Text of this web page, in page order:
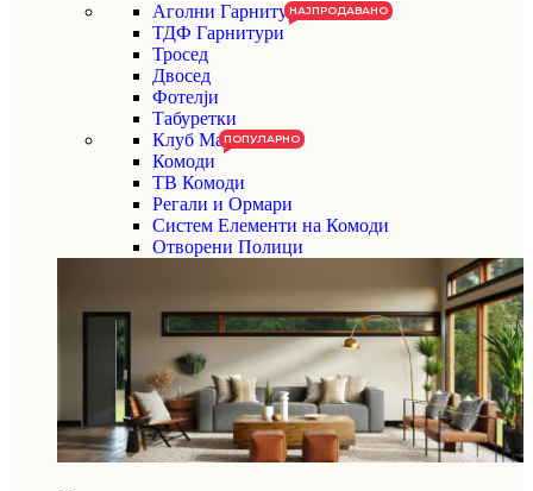
Аголни ГарнитуриНАЈПРОДАВАНО
ТДФ Гарнитури
Тросед
Двосед
Фотелји
Табуретки
Клуб МасиПОПУЛАРНО
Комоди
ТВ Комоди
Регали и Ормари
Систем Елементи на Комоди
Отворени Полици